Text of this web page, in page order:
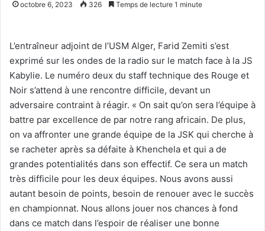
octobre 6, 2023 326 Temps de lecture 1 minute
L’entraîneur adjoint de l’USM Alger, Farid Zemiti s’est
exprimé sur les ondes de la radio sur le match face à la JS
Kabylie. Le numéro deux du staff technique des Rouge et
Noir s’attend à une rencontre difficile, devant un
adversaire contraint à réagir. « On sait qu’on sera l’équipe à
battre par excellence de par notre rang africain. De plus,
on va affronter une grande équipe de la JSK qui cherche à
se racheter après sa défaite à Khenchela et qui a de
grandes potentialités dans son effectif. Ce sera un match
très difficile pour les deux équipes. Nous avons aussi
autant besoin de points, besoin de renouer avec le succès
en championnat. Nous allons jouer nos chances à fond
dans ce match dans l’espoir de réaliser une bonne